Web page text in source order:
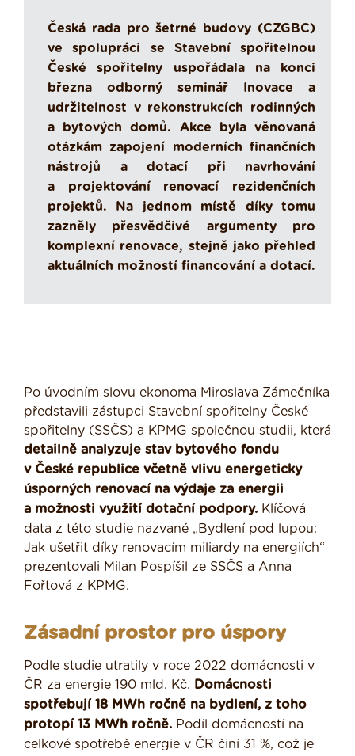
Česká rada pro šetrné budovy (CZGBC)
ve spolupráci se Stavební spořitelnou
České spořitelny uspořádala na konci
března odborný seminář Inovace a
udržitelnost v rekonstrukcích rodinných
a bytových domů. Akce byla věnovaná
otázkám zapojení moderních finančních
nástrojů a dotací při navrhování
a projektování renovací rezidenčních
projektů. Na jednom místě díky tomu
zazněly přesvědčivé argumenty pro
komplexní renovace, stejně jako přehled
aktuálních možností financování a dotací.
Po úvodním slovu ekonoma Miroslava Zámečníka
představili zástupci Stavební spořitelny České
spořitelny (SSČS) a KPMG společnou studii, která
detailně analyzuje stav bytového fondu
v České republice včetně vlivu energeticky
úsporných renovací na výdaje za energii
a možnosti využití dotační podpory. Klíčová
data z této studie nazvané „Bydlení pod lupou:
Jak ušetřit díky renovacím miliardy na energiích“
prezentovali Milan Pospíšil ze SSČS a Anna
Fořtová z KPMG.
Zásadní prostor pro úspory
Podle studie utratily v roce 2022 domácnosti v
ČR za energie 190 mld. Kč. Domácnosti
spotřebují 18 MWh ročně na bydlení, z toho
protopí 13 MWh ročně. Podíl domácností na
celkové spotřebě energie v ČR činí 31 %, což je